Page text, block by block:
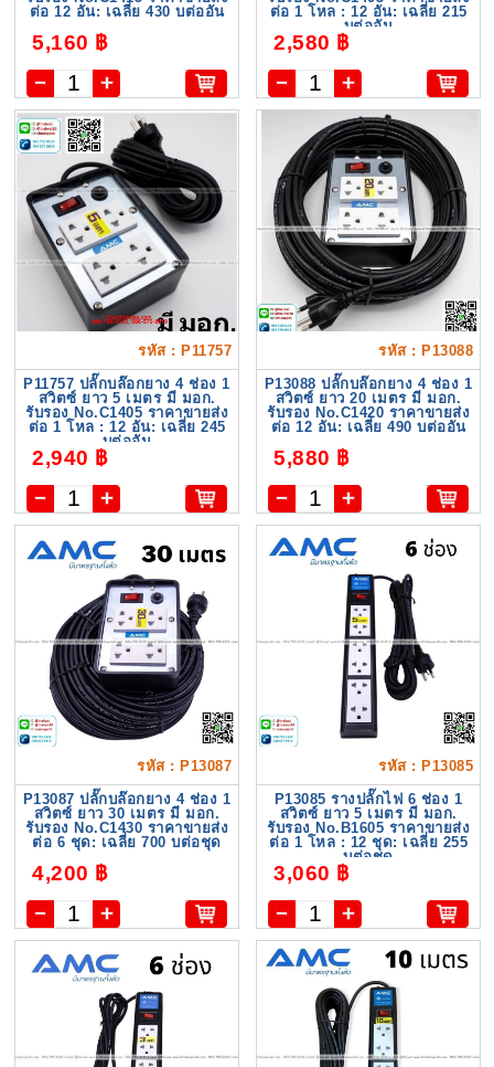
ต่อ 12 อัน: เฉลี่ย 430 บต่ออัน
5,160 ฿
ต่อ 1 โหล : 12 อัน: เฉลี่ย 215
บต่ออัน
2,580 ฿
รหัส : P11757
P11757 ปลั๊กบล๊อกยาง 4 ช่อง 1
สวิตซ์ ยาว 5 เมตร มี มอก.
รับรอง No.C1405 ราคาขายส่ง
ต่อ 1 โหล : 12 อัน: เฉลี่ย 245
บต่ออัน
2,940 ฿
รหัส : P13088
P13088 ปลั๊กบล๊อกยาง 4 ช่อง 1
สวิตซ์ ยาว 20 เมตร มี มอก.
รับรอง No.C1420 ราคาขายส่ง
ต่อ 12 อัน: เฉลี่ย 490 บต่ออัน
5,880 ฿
รหัส : P13087
P13087 ปลั๊กบล๊อกยาง 4 ช่อง 1
สวิตซ์ ยาว 30 เมตร มี มอก.
รับรอง No.C1430 ราคาขายส่ง
ต่อ 6 ชุด: เฉลี่ย 700 บต่อชุด
4,200 ฿
รหัส : P13085
P13085 รางปลั๊กไฟ 6 ช่อง 1
สวิตซ์ ยาว 5 เมตร มี มอก.
รับรอง No.B1605 ราคาขายส่ง
ต่อ 1 โหล : 12 ชุด: เฉลี่ย 255
บต่อชุด
3,060 ฿